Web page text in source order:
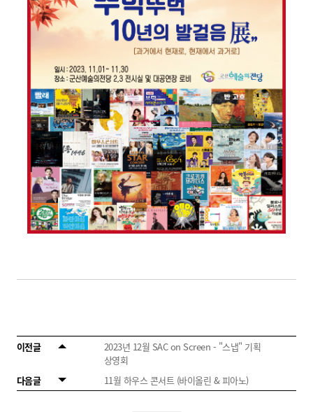
이전글
2023년 12월 SAC on Screen - "스냅" 기획
상영회
다음글
11월 하우스 콘서트 (바이올린 & 피아노)